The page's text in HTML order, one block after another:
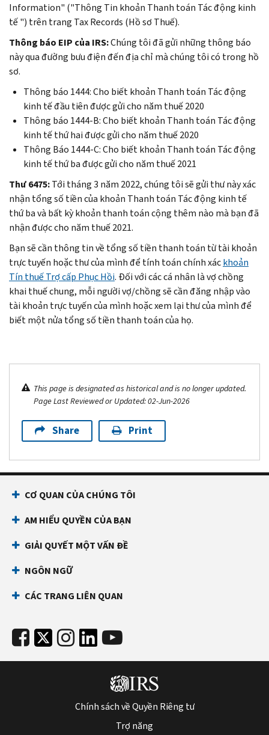
Information" ("Thông Tin khoản Thanh toán Tác động kinh
tế ") trên trang Tax Records (Hồ sơ Thuế).
Thông báo EIP của IRS:Chúng tôi đã gửi những thông báo
này qua đường bưu điện đến địa chỉ mà chúng tôi có trong hồ
sơ.
Thông báo 1444: Cho biết khoản Thanh toán Tác động
kinh tế đầu tiên được gửi cho năm thuế 2020
Thông báo 1444-B: Cho biết khoản Thanh toán Tác động
kinh tế thứ hai được gửi cho năm thuế 2020
Thông Báo 1444-C: Cho biết khoản Thanh toán Tác động
kinh tế thứ ba được gửi cho năm thuế 2021
Thư 6475:Tới tháng 3 năm 2022, chúng tôi sẽ gửi thư này xác
nhận tổng số tiền của khoản Thanh toán Tác động kinh tế
thứ ba và bất kỳ khoản thanh toán cộng thêm nào mà bạn đã
nhận được cho năm thuế 2021.
Bạn sẽ cần thông tin về tổng số tiền thanh toán từ tài khoản
trực tuyến hoặc thư của mình để tính toán chính xáckhoản
Tín thuế Trợ cấp Phục Hồi. Đối với các cá nhân là vợ chồng
khai thuế chung, mỗi người vợ/chồng sẽ cần đăng nhập vào
tài khoản trực tuyến của mình hoặc xem lại thư của mình để
biết một nửa tổng số tiền thanh toán của họ.
This page is designated as historical and is no longer updated.
Page Last Reviewed or Updated: 02-Jun-2026
Share Print
CƠ QUAN CỦA CHÚNG TÔI
AM HIỂU QUYỀN CỦA BẠN
GIẢI QUYẾT MỘT VẤN ĐỀ
NGÔN NGỮ
CÁC TRANG LIÊN QUAN
Chính sách về Quyền Riêng tư
Trợ năng